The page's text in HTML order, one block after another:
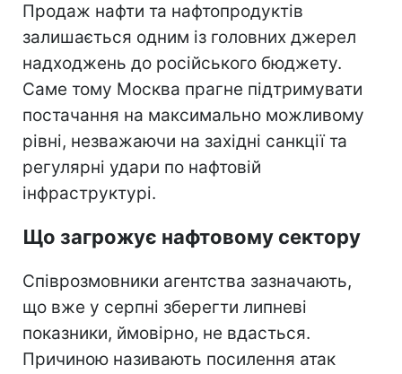
Продаж нафти та нафтопродуктів
залишається одним із головних джерел
надходжень до російського бюджету.
Саме тому Москва прагне підтримувати
постачання на максимально можливому
рівні, незважаючи на західні санкції та
регулярні удари по нафтовій
інфраструктурі.
Що загрожує нафтовому сектору
Співрозмовники агентства зазначають,
що вже у серпні зберегти липневі
показники, ймовірно, не вдасться.
Причиною називають посилення атак